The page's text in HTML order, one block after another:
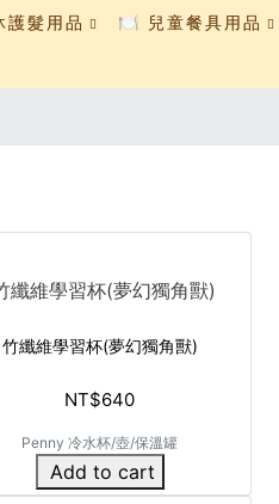
髮用品 🍽️ 兒童餐具用品
竹纖維學習杯(夢幻獨角獸)
NT$640
Penny 冷水杯/壺/保溫罐
Add to cart